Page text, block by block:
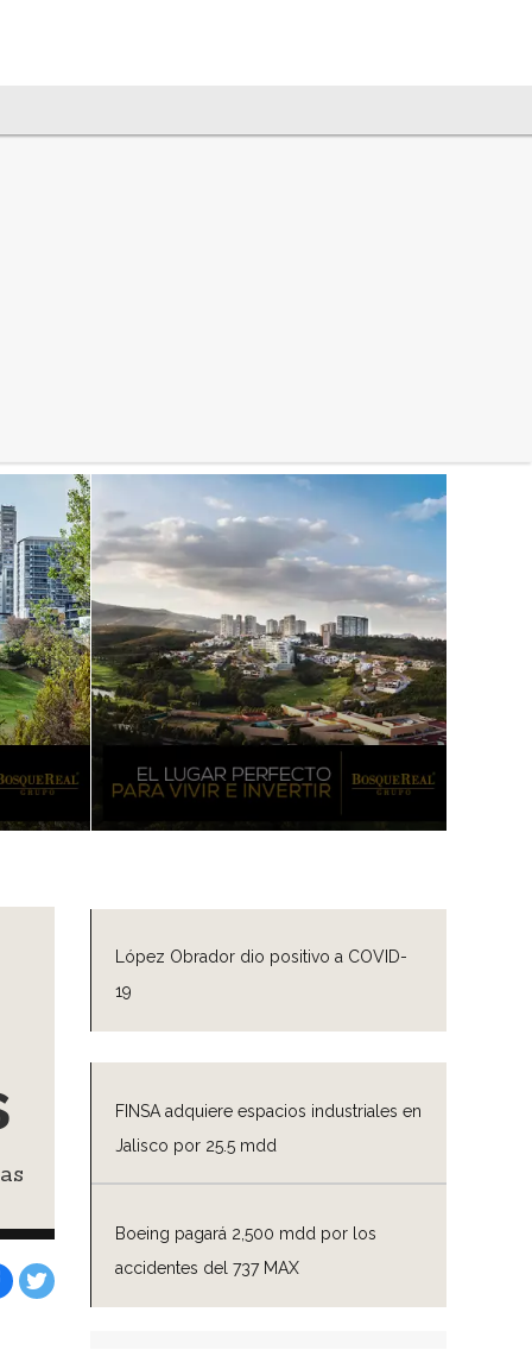
López Obrador dio positivo a COVID-
19
FINSA adquiere espacios industriales en
Jalisco por 25.5 mdd
Boeing pagará 2,500 mdd por los
accidentes del 737 MAX